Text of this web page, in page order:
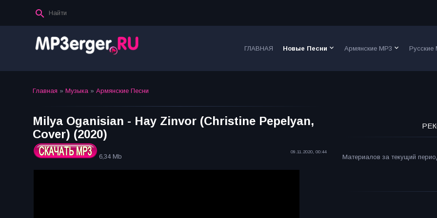
ГЛАВНАЯ Новые Песни keyboard_arrow_down Армянские MP3 keyboard_arrow_down Русские
Главная » Музыка » Армянские Песни
Milya Oganisian - Hay Zinvor (Christine Pepelyan,
Cover) (2020)
6,34 Mb
09.11.2020, 00:44
Материалов за текущий